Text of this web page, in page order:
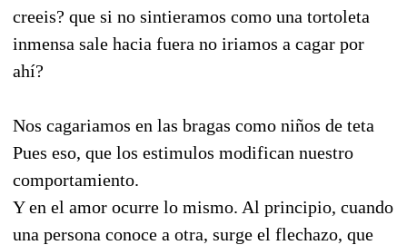
creeis? que si no sintieramos como una tortoleta
inmensa sale hacia fuera no iriamos a cagar por
ahí?
Nos cagariamos en las bragas como niños de teta
Pues eso, que los estimulos modifican nuestro
comportamiento.
Y en el amor ocurre lo mismo. Al principio, cuando
una persona conoce a otra, surge el flechazo, que